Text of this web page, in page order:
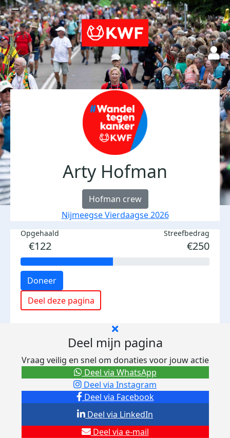
Arty Hofman
Hofman crew
Nijmeegse Vierdaagse 2026
Opgehaald
€122
Streefbedrag
€250
Doneer
Deel deze pagina
Deel mijn pagina
Vraag veilig en snel om donaties voor jouw actie
Deel via Facebook
Deel via Instagram
Deel via e-mail
Deel via LinkedIn
Deel via WhatsApp